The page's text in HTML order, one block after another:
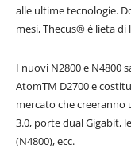
alle ultime tecnologie.
mesi, Thecus® è lieta di
I nuovi N2800 e N4800
AtomTM D2700 e
mercato che creeranno
3.0, porte dual Gigabit,
(N4800), ecc.